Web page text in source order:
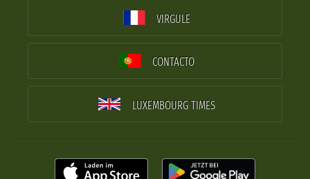
VIRGULE
CONTACTO
LUXEMBOURG TIMES